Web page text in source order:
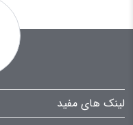
لینک های مفید